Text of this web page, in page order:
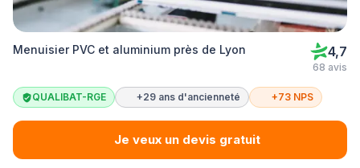
Menuisier PVC et aluminium près de Lyon 4,7
68 avis
QUALIBAT-RGE +29 ans d'ancienneté +73 NPS
Je veux un devis gratuit